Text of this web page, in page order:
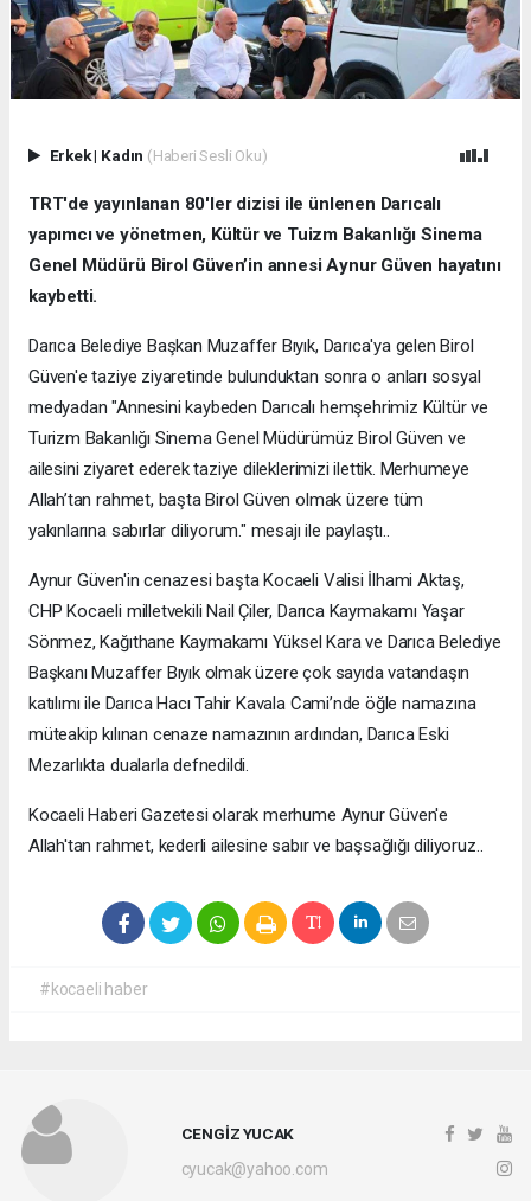
Erkek| Kadın (Haberi Sesli Oku)
TRT'de yayınlanan 80'ler dizisi ile ünlenen Darıcalı
yapımcı ve yönetmen, Kültür ve Tuizm Bakanlığı Sinema
Genel Müdürü Birol Güven’in annesi Aynur Güven hayatını
kaybetti.
Darıca Belediye Başkan Muzaffer Bıyık, Darıca'ya gelen Birol
Güven'e taziye ziyaretinde bulunduktan sonra o anları sosyal
medyadan "Annesini kaybeden Darıcalı hemşehrimiz Kültür ve
Turizm Bakanlığı Sinema Genel Müdürümüz Birol Güven ve
ailesini ziyaret ederek taziye dileklerimizi ilettik. Merhumeye
Allah’tan rahmet, başta Birol Güven olmak üzere tüm
yakınlarına sabırlar diliyorum." mesajı ile paylaştı..
Aynur Güven'in cenazesi başta Kocaeli Valisi İlhami Aktaş,
CHP Kocaeli milletvekili Nail Çiler, Darıca Kaymakamı Yaşar
Sönmez, Kağıthane Kaymakamı Yüksel Kara ve Darıca Belediye
Başkanı Muzaffer Bıyık olmak üzere çok sayıda vatandaşın
katılımı ile Darıca Hacı Tahir Kavala Cami’nde öğle namazına
müteakip kılınan cenaze namazının ardından, Darıca Eski
Mezarlıkta dualarla defnedildi.
Kocaeli Haberi Gazetesi olarak merhume Aynur Güven'e
Allah'tan rahmet, kederli ailesine sabır ve başsağlığı diliyoruz..
#kocaeli haber
CENGİZ YUCAK
cyucak@yahoo.com